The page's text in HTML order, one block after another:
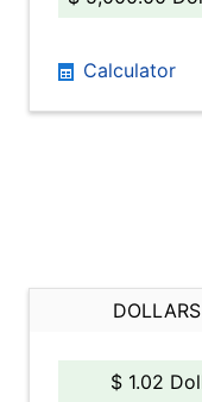
Calculator
$ 1.02